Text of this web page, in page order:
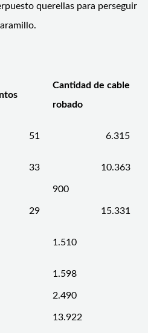
querellas para perseguir
Cantidad de cable
robado
6.315
10.363
900
15.331
1.510
1.598
2.490
13.922